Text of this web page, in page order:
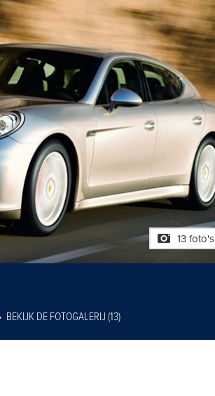
13 foto's
BEKIJK DE FOTOGALERIJ (13)